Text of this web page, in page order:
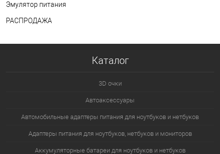
Эмулятор питания
РАСПРОДАЖА
Каталог
3D очки
Автоаксессуары
Автомобильные адаптеры питания для ноутбуков и нетбуков
Адаптеры питания для ноутбуков, нетбуков и мониторов
Аккумуляторные батареи для ноутбуков и нетбуков